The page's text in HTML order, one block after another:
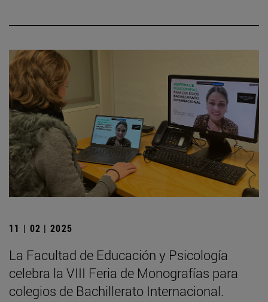
11 | 02 | 2025
La Facultad de Educación y Psicología
celebra la VIII Feria de Monografías para
colegios de Bachillerato Internacional.